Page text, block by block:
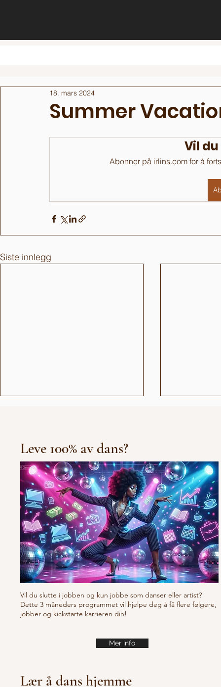
Summer
18. mars 2024
Vil
Abonner på irlins.com for å
Siste innlegg
Fresh new set choreo
10/10/10
Leve 100% av dans?
Vil du slutte i jobben og kun jobbe som danser eller artist?
Dette 3 måneders programmet vil hjelpe deg å få flere følgere,
jobber og kickstarte karrieren din!
Mer info
Lær å dans hjemme